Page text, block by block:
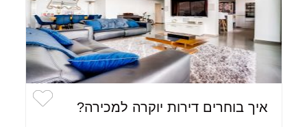
איך בוחרים דירות יוקרה למכירה?